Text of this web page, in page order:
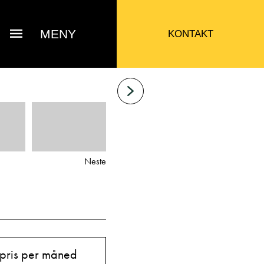
MENY KONTAKT
Jacob Sausjord
Neste
per måned